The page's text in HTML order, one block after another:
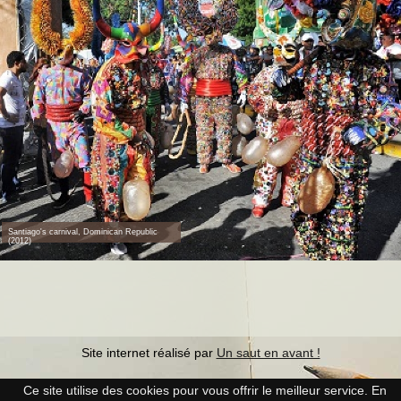
Ce site utilise des cookies pour vous offrir le meilleur service. En
Santiago's carnival, Dominican Republic
(2012)
Site internet réalisé par Un saut en avant !